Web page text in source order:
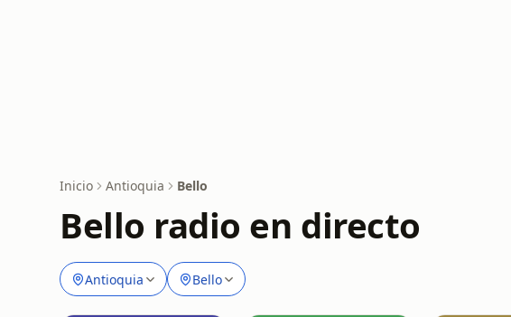
Inicio Antioquia Bello
Bello radio en directo
Antioquia Bello